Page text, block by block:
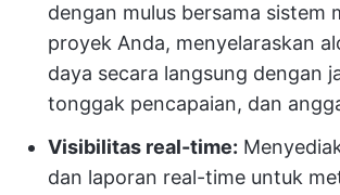
dengan mulus bersama sistem
proyek Anda, menyelaraskan
daya secara langsung dengan
tonggak pencapaian, dan
Visibilitas real-time:
dan laporan real-time untuk